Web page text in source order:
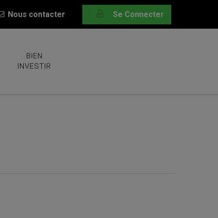
Nous contacter Se Connecter
BIEN
INVESTIR